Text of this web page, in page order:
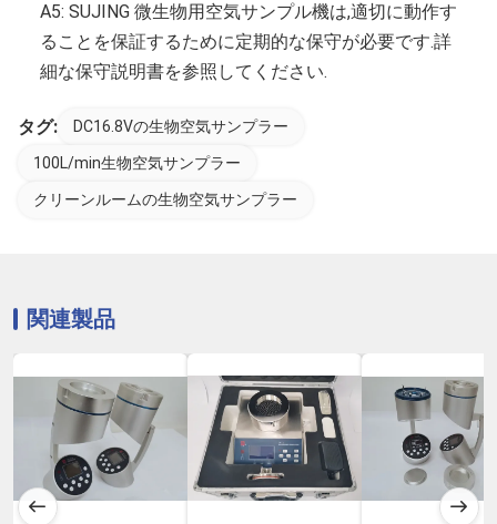
A5: SUJING 微生物用空気サンプル機は,適切に動作す
ることを保証するために定期的な保守が必要です.詳
細な保守説明書を参照してください.
タグ: DC16.8Vの生物空気サンプラー
100L/min生物空気サンプラー
クリーンルームの生物空気サンプラー
関連製品